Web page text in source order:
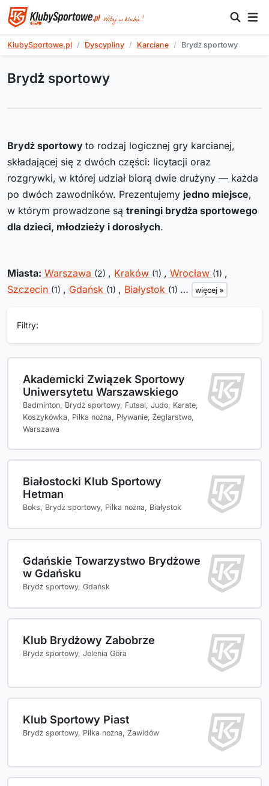
KlubySportowe.pl Dyscypliny Karciane Brydż sportowy
Brydż sportowy
Brydż sportowy to rodzaj logicznej gry karcianej,
składającej się z dwóch części: licytacji oraz
rozgrywki, w której udział biorą dwie drużyny — każda
po dwóch zawodników. Prezentujemy jedno miejsce,
w którym prowadzone są treningi brydża sportowego
dla dzieci, młodzieży i dorosłych.
Miasta: Warszawa (2) , Kraków (1) , Wrocław (1) ,
Szczecin (1) , Gdańsk (1) , Białystok (1) … więcej »
Filtry:
Akademicki Związek Sportowy
Uniwersytetu Warszawskiego
Badminton, Brydż sportowy, Futsal, Judo, Karate,
Koszykówka, Piłka nożna, Pływanie, Żeglarstwo,
Warszawa
Białostocki Klub Sportowy
Hetman
Boks, Brydż sportowy, Piłka nożna, Białystok
Gdańskie Towarzystwo Brydżowe
w Gdańsku
Brydż sportowy, Gdańsk
Klub Brydżowy Zabobrze
Brydż sportowy, Jelenia Góra
Klub Sportowy Piast
Brydż sportowy, Piłka nożna, Zawidów